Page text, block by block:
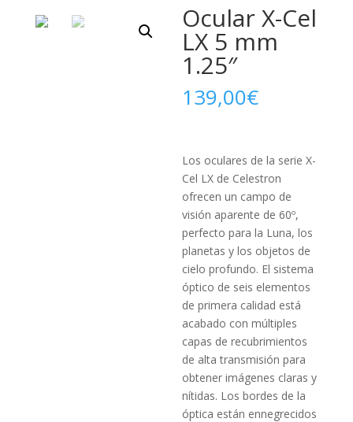
Ocular X-Cel
LX 5 mm
1.25″
139,00€
Los oculares de la serie X-
Cel LX de Celestron
ofrecen un campo de
visión aparente de 60º,
perfecto para la Luna, los
planetas y los objetos de
cielo profundo. El sistema
óptico de seis elementos
de primera calidad está
acabado con múltiples
capas de recubrimientos
de alta transmisión para
obtener imágenes claras y
nítidas. Los bordes de la
óptica están ennegrecidos